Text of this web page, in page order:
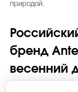
природой.
бренд
весенний